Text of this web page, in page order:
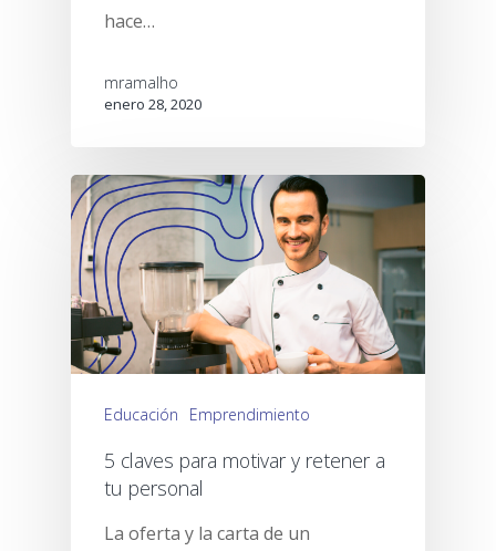
hace…
mramalho
enero 28, 2020
Educación Emprendimiento
5 claves para motivar y retener a
tu personal
La oferta y la carta de un